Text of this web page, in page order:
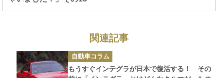
関連記事
カ
テ
ゴ
リ
自動車コラム
もうすぐインテグラが日本で復活する！ その